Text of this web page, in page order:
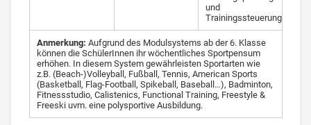
und
Trainingssteuerung
Anmerkung: Aufgrund des Modulsystems ab der 6. Klasse
können die SchülerInnen ihr wöchentliches Sportpensum
erhöhen. In diesem System gewährleisten Sportarten wie
z.B. (Beach-)Volleyball, Fußball, Tennis, American Sports
(Basketball, Flag-Football, Spikeball, Baseball…), Badminton,
Fitnessstudio, Calistenics, Functional Training, Freestyle &
Freeski uvm. eine polysportive Ausbildung.